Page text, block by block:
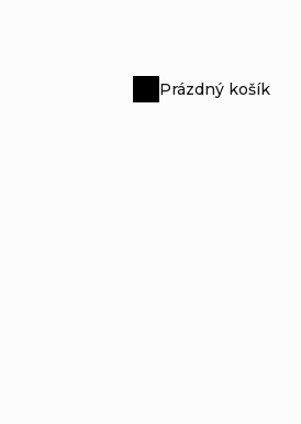
Nákupní
Prázdný košík